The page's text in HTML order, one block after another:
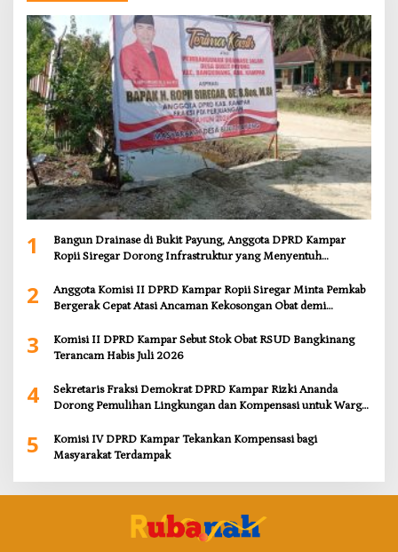
1
Bangun Drainase di Bukit Payung, Anggota DPRD Kampar
Ropii Siregar Dorong Infrastruktur yang Menyentuh
2
Anggota Komisi II DPRD Kampar Ropii Siregar Minta Pemkab
Bergerak Cepat Atasi Ancaman Kekosongan Obat demi
3
Komisi II DPRD Kampar Sebut Stok Obat RSUD Bangkinang
Terancam Habis Juli 2026
4
Sekretaris Fraksi Demokrat DPRD Kampar Rizki Ananda
Dorong Pemulihan Lingkungan dan Kompensasi untuk Warga
5
Komisi IV DPRD Kampar Tekankan Kompensasi bagi
Masyarakat Terdampak